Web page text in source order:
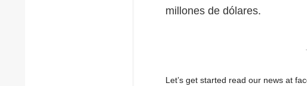
millones de dólares.
Let’s get started read our news at